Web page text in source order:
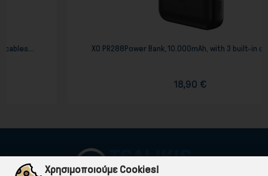
XO PR288Power Bank, 10.000mAh, with 3 built-in cables...
Χρησιμοποιούμε Cookies!